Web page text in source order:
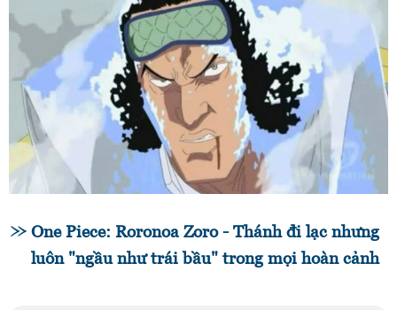
One Piece: Roronoa Zoro - Thánh đi lạc nhưng
luôn "ngầu như trái bầu" trong mọi hoàn cảnh